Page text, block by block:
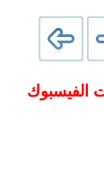
الفيسبوك